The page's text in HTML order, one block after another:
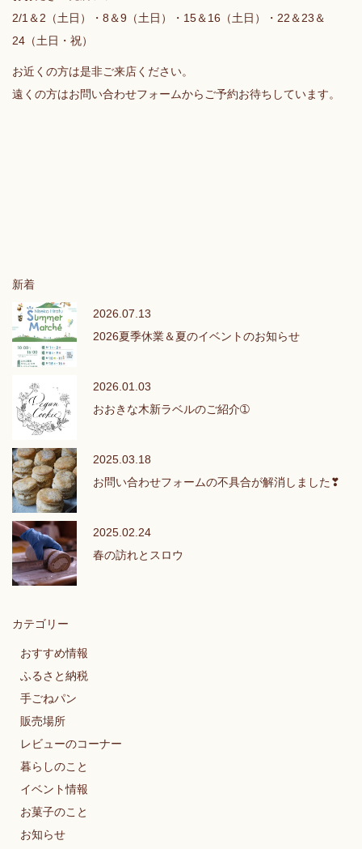
2/1＆2（土日）・8＆9（土日）・15＆16（土日）・22＆23＆
24（土日・祝）
お近くの方は是非ご来店ください。
遠くの方はお問い合わせフォームからご予約お待ちしています。
新着
2026.07.13
2026夏季休業＆夏のイベントのお知らせ
2026.01.03
おおきな木新ラベルのご紹介➀
2025.03.18
お問い合わせフォームの不具合が解消しました❣
2025.02.24
春の訪れとスロウ
カテゴリー
おすすめ情報
ふるさと納税
手ごねパン
販売場所
レビューのコーナー
暮らしのこと
イベント情報
お菓子のこと
お知らせ